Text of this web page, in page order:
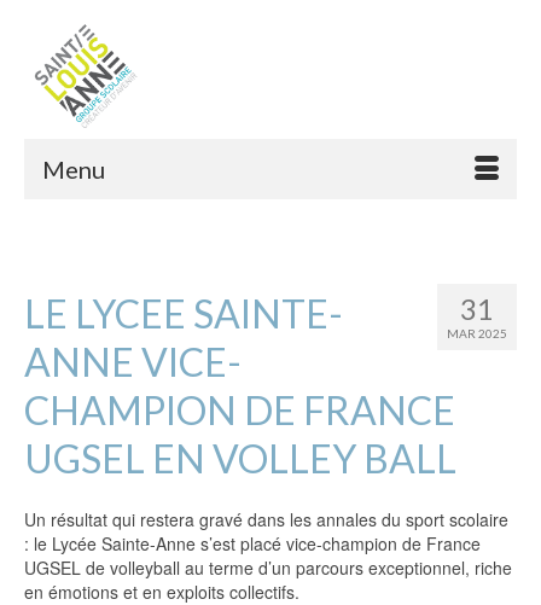
Menu
31
MAR 2025
LE LYCEE SAINTE-
ANNE VICE-
CHAMPION DE FRANCE
UGSEL EN VOLLEY BALL
Un résultat qui restera gravé dans les annales du sport scolaire
: le Lycée Sainte-Anne s’est placé vice-champion de France
UGSEL de volleyball au terme d’un parcours exceptionnel, riche
en émotions et en exploits collectifs.